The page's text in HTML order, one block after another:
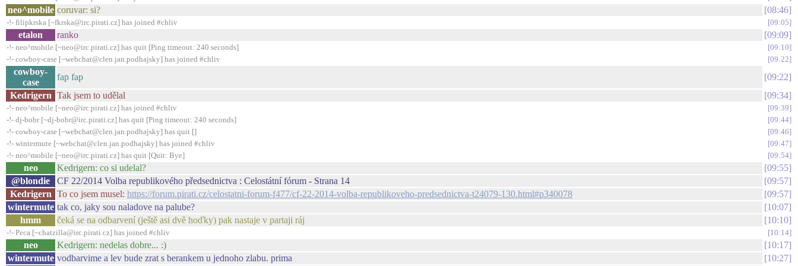
neo^mobile coruvar: si? 08:46
-!- filipkrska [~fkrska@irc.pirati.cz] has joined #chliv 09:05
etalon ranko 09:09
-!- neo^mobile [~neo@irc.pirati.cz] has quit [Ping timeout: 240 seconds]
09:10
-!- cowboy-case [~webchat@clen.jan.podhajsky] has joined #chliv
09:22
cowboy-
case
fap fap
09:22
Kedrigern Tak jsem to udělal 09:34
-!- neo^mobile [~neo@irc.pirati.cz] has joined #chliv
09:39
-!- dj-bobr [~dj-bobr@irc.pirati.cz] has quit [Ping timeout: 240 seconds]
09:44
-!- cowboy-case [~webchat@clen.jan.podhajsky] has quit []
09:46
-!- wintermute [~webchat@clen.jan.podhajsky] has joined #chliv
09:47
-!- neo^mobile [~neo@irc.pirati.cz] has quit [Quit: Bye]
09:54
neo Kedrigern: co si udelal?
09:55
@blondie
CF 22/2014 Volba republikového předsednictva : Celostátní fórum - Strana 14
09:57
Kedrigern To co jsem musel: https://forum.pirati.cz/celostatni-forum-f477/cf-22-2014-volba-republikoveho-predsednictva-t24079-130.html#p340078
09:57
wintermute tak co, jaky sou naladove na palube?
10:07
hmm
čeká se na odbarvení (ještě asi dvě hoďky) pak nastaje v partaji ráj 10:10
-!- Peca [~chatzilla@irc.pirati.cz] has joined #chliv 10:14
neo Kedrigern: nedelas dobre... :)
10:17
wintermute vodbarvime a lev bude zrat s berankem u jednoho zlabu. prima
10:27